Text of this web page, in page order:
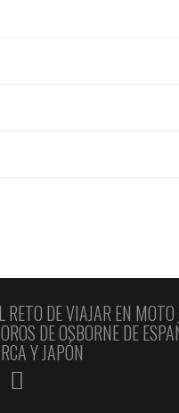
RETO DE VIAJAR EN
DE OSBORNE DE
Y JAPÓN